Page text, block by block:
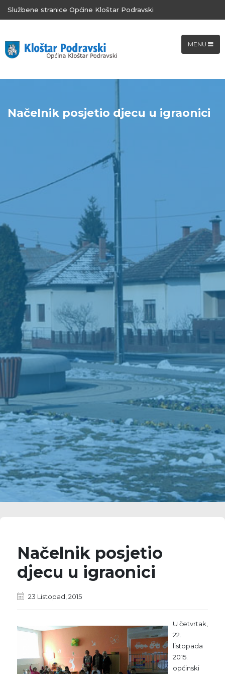
Službene stranice Općine Kloštar Podravski
MENU
Načelnik posjetio djecu u igraonici
Načelnik posjetio
djecu u igraonici
23 Listopad, 2015
U četvrtak,
22.
listopada
2015.
općinski